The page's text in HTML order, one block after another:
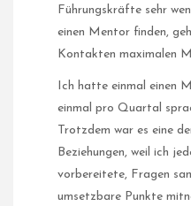
Führungskräfte sehr
einen Mentor finden,
Kontakten maximalen
Ich hatte einmal einen
einmal pro Quartal
Trotzdem war es eine
Beziehungen, weil ich
vorbereitete, Fragen
umsetzbare Punkte